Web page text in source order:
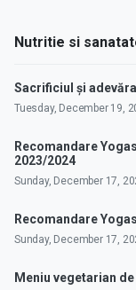
Nutritie si
Sacrificiul și
Tuesday, December 19,
Recomandare
2023/2024
Sunday, December 17,
Recomandare
Sunday, December 17,
Meniu vegetarian